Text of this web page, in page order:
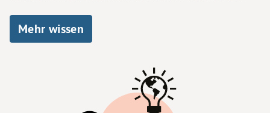
Mehr wissen